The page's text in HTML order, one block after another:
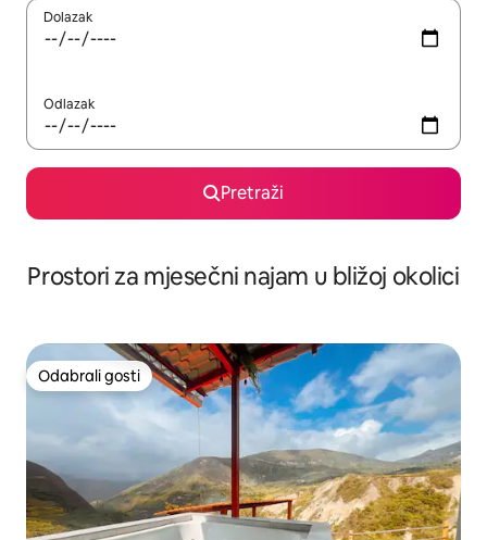
Dolazak
Odlazak
Pretraži
Prostori za mjesečni najam u bližoj okolici
Odabrali gosti
Odabrali gosti